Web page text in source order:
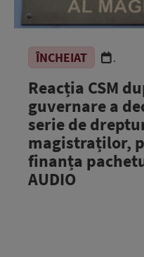
ÎNCHEIAT .
Reacția CSM
guvernare a
serie de
magistraților,
finanța
AUDIO